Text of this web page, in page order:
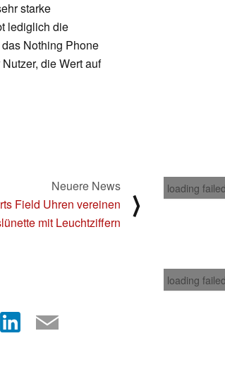
starke
lediglich die
Nothing Phone
die Wert auf
loading
Neuere News
Field Uhren vereinen
mit Leuchtziffern
⟩
loading